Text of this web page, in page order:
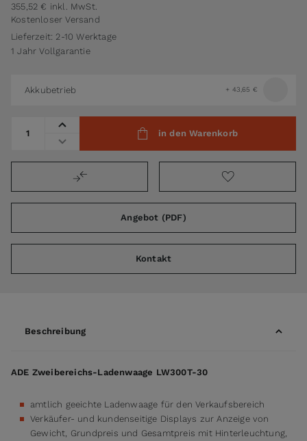
355,52 € inkl. MwSt.
Kostenloser Versand
Lieferzeit: 2-10 Werktage
1 Jahr Vollgarantie
Akkubetrieb + 43,65 €
in den Warenkorb
Angebot (PDF)
Kontakt
Beschreibung
ADE Zweibereichs-Ladenwaage LW300T-30
amtlich geeichte Ladenwaage für den Verkaufsbereich
Verkäufer- und kundenseitige Displays zur Anzeige von
Gewicht, Grundpreis und Gesamtpreis mit Hinterleuchtung,